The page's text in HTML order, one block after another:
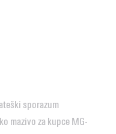
sporazum
mazivo za kupce MG-